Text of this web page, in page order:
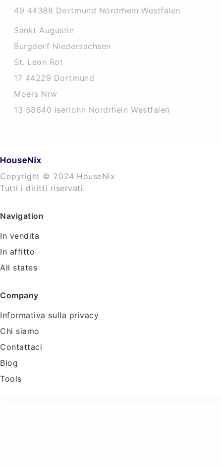
49 44388 Dortmund Nordrhein Westfalen
Sankt Augustin
Burgdorf Niedersachsen
St. Leon Rot
17 44229 Dortmund
Moers Nrw
13 58640 Iserlohn Nordrhein Westfalen
Copyright © 2024 HouseNix
Tutti i diritti riservati.
Navigation
In vendita
In affitto
All states
Company
Informativa sulla privacy
Chi siamo
Contattaci
Blog
Tools